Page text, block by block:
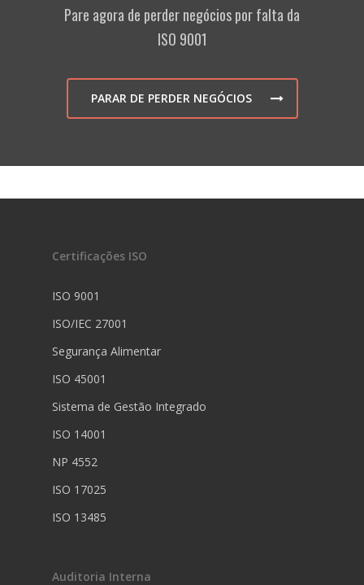
Pare agora de perder negócios por falta da
ISO 9001
PARAR DE PERDER NEGÓCIOS
Certificações ISO
ISO 9001
ISO/IEC 27001
Segurança Alimentar
ISO 45001
Sistema de Gestão Integrado
ISO 14001
NP 4552
ISO 17025
ISO 13485
Auditoria Interna